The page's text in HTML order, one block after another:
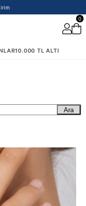
0
10.000 TL ALTI
Ara